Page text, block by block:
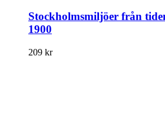
Stockholmsmiljöer från
1900
209 kr